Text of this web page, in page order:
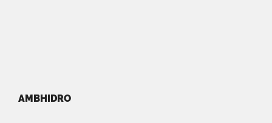
AMBHIDRO